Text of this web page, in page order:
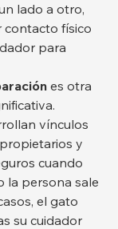
lado a otro,
contacto físico
para
es otra
vínculos
y
cuando
la persona sale
el gato
su cuidador